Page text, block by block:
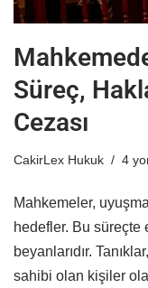
Süreç,
Cezası
CakirLex Hukuk 4
Mahkemeler,
hedefler. Bu süreçte
beyanlarıdır.
sahibi olan kişiler